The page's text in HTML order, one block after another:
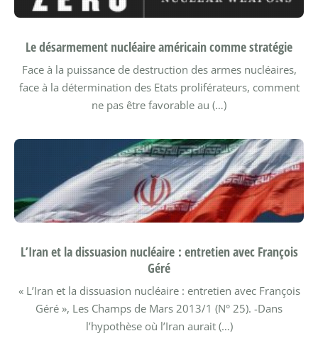
Le désarmement nucléaire américain comme stratégie
Face à la puissance de destruction des armes nucléaires,
face à la détermination des Etats proliférateurs, comment
ne pas être favorable au (…)
L’Iran et la dissuasion nucléaire : entretien avec François
Géré
« L’Iran et la dissuasion nucléaire : entretien avec François
Géré », Les Champs de Mars 2013/1 (N° 25). -Dans
l’hypothèse où l’Iran aurait (…)